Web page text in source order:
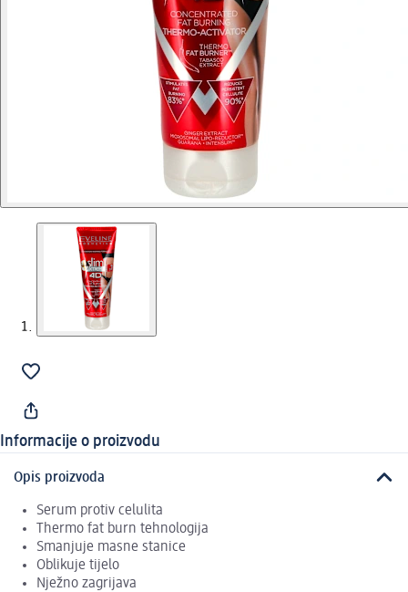
Informacije o proizvodu
Opis proizvoda
Serum protiv celulita
Thermo fat burn tehnologija
Smanjuje masne stanice
Oblikuje tijelo
Nježno zagrijava